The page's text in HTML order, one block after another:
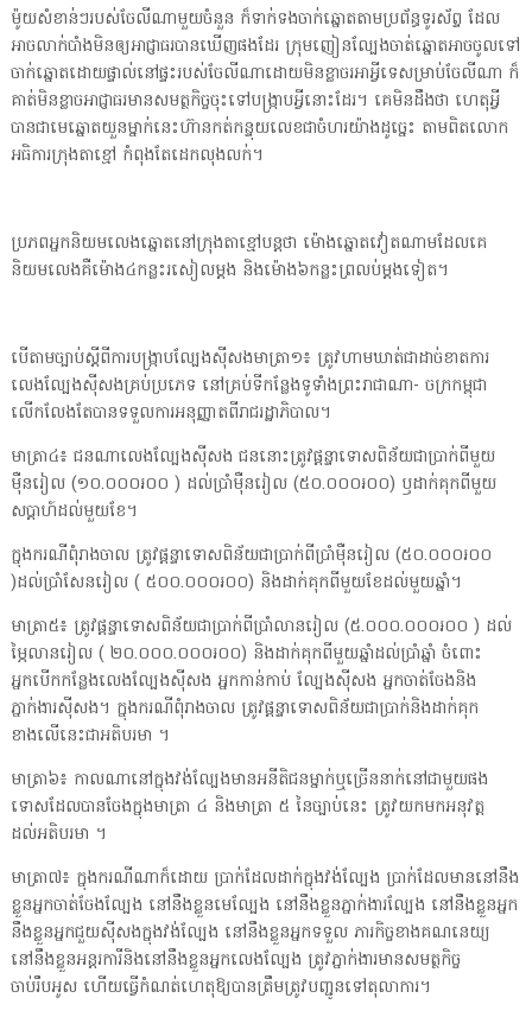
ម៉ូយសំខាន់ៗរបស់ចែលីណាមួយចំនួន ក៏ទាក់ទងចាក់ឆ្នោតតាមប្រព័ន្ធទូរស័ព្ទ ដែល
អាចលាក់បាំងមិនឲ្យអាជ្ញាធរបានឃើញផងដែរ ក្រុមញៀនល្បែងចាត់ឆ្នោតអាចចូលទៅ
ចាក់ឆ្នោតដោយផ្ទាល់នៅផ្ទះរបស់ចែលីណាដោយមិនខ្លាចរអាអ្វីទេសម្រាប់ចែលីណា ក៏
គាត់មិនខ្លាចអាជ្ញាធរមានសមត្ថកិច្ចចុះទៅបង្ក្រាបអ្វីនោះដែរ។ គេមិនដឹងថា ហេតុអ្វី
បានជាមេឆ្នោតយួនម្នាក់នេះហ៊ានកត់កន្ទុយលេខជាចំហរយ៉ាងដូច្នេះ តាមពិតលោក
អធិការក្រុងតាខ្មៅ កំពុងតែដេកលុងលក់។
ប្រភពអ្នកនិយមលេងឆ្នោតនៅក្រុងតាខ្មៅបន្តថា ម៉ោងឆ្នោតវៀតណាមដែលគេ
និយមលេងគឺម៉ោង៤កន្លះរសៀលម្ដង និងម៉ោង៦កន្លះព្រលប់ម្ដងទៀត។
បើតាមច្បាប់ស្តីពីការបង្ក្រាបល្បែងស៊ីសងមាត្រា១៖ ត្រូវហាមឃាត់ជាដាច់ខាតការ
លេងល្បែងស៊ីសងគ្រប់ប្រភេទ នៅគ្រប់ទីកន្លែងទូទាំងព្រះរាជាណា- ចក្រកម្ពុជា
លើកលែងតែបានទទួលការអនុញ្ញាតពីរាជរដ្ឋាភិបាល។
មាត្រា៤៖ ជនណាលេងល្បែងស៊ីសង ជននោះត្រូវផ្តន្ទាទោសពិន័យជាប្រាក់ពីមួយ
ម៉ឺនរៀល (១០.០០០៛០០ ) ដល់ប្រាំម៉ឺនរៀល (៥០.០០០៛០០) ឫដាក់គុកពីមួយ
សប្តាហ៍ដល់មួយខែ។
ក្នុងករណីពុំរាងចាល ត្រូវផ្តន្ទាទោសពិន័យជាប្រាក់ពីប្រាំម៉ឺនរៀល (៥០.០០០៛០០
)ដល់ប្រាំសែនរៀល ( ៥០០.០០០៛០០) និងដាក់គុកពីមួយខែដល់មួយឆ្នាំ។
មាត្រា៥៖ ត្រូវផ្តន្ទាទោសពិន័យជាប្រាក់ពីប្រាំលានរៀល (៥.០០០.០០០៛០០ ) ដល់
ម្ភៃលានរៀល ( ២០.០០០.០០០៛០០) និងដាក់គុកពីមួយឆ្នាំដល់ប្រាំឆ្នាំ ចំពោះ
អ្នកបើកកន្លែងលេងល្បែងស៊ីសង អ្នកកាន់កាប់ ល្បែងស៊ីសង អ្នកចាត់ចែងនិង
ភ្នាក់ងារស៊ីសង។ ក្នុងករណីពុំរាងចាល ត្រូវផ្តន្ទាទោសពិន័យជាប្រាក់និងដាក់គុក
ខាងលើនេះជាអតិបរមា ។
មាត្រា៦៖ កាលណានៅក្នុងវង់ល្បែងមានអនីតិជនម្នាក់ឬច្រើននាក់នៅជាមួយផង
ទោសដែលបានចែងក្នុងមាត្រា ៤ និងមាត្រា ៥ នៃច្បាប់នេះ ត្រូវយកមកអនុវត្ត
ដល់អតិបរមា ។
មាត្រា៧៖ ក្នុងករណីណាក៏ដោយ ប្រាក់ដែលដាក់ក្នុងវង់ល្បែង ប្រាក់ដែលមាននៅនឹង
ខ្លួនអ្នកចាត់ចែងល្បែង នៅនឹងខ្លួនមេល្បែង នៅនឹងខ្លួនភ្នាក់ងារល្បែង នៅនឹងខ្លួនអ្នក
នឹងខ្លួនអ្នកជួយស៊ីសងក្នុងវង់ល្បែង នៅនឹងខ្លួនអ្នកទទួល ភារកិច្ចខាងគណនេយ្យ
នៅនឹងខ្លួនអន្តរការីនិងនៅនឹងខ្លួនអ្នកលេងល្បែង ត្រូវភ្នាក់ងារមានសមត្ថកិច្ច
ចាប់រឹបអូស ហើយធ្វើកំណត់ហេតុឱ្យបានត្រឹមត្រូវបញ្ជូនទៅតុលាការ។